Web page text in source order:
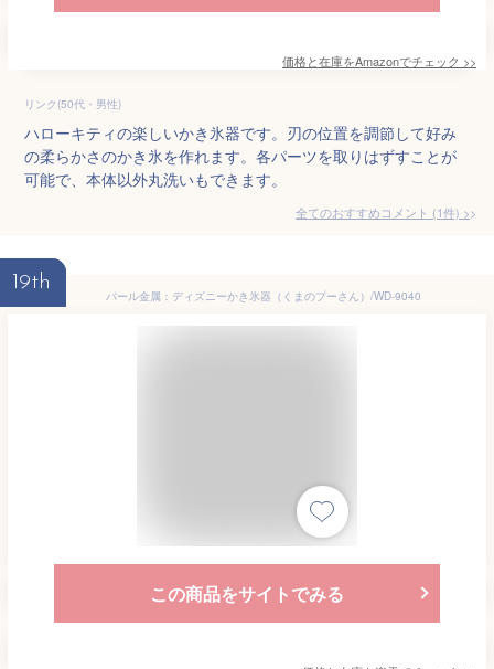
価格と在庫をAmazonでチェック >>
リンク(50代・男性)
ハローキティの楽しいかき氷器です。刃の位置を調節して好み
の柔らかさのかき氷を作れます。各パーツを取りはずすことが
可能で、本体以外丸洗いもできます。
全てのおすすめコメント (1件) >
19th
パール金属：ディズニーかき氷器（くまのプーさん）/WD-9040
この商品をサイトでみる